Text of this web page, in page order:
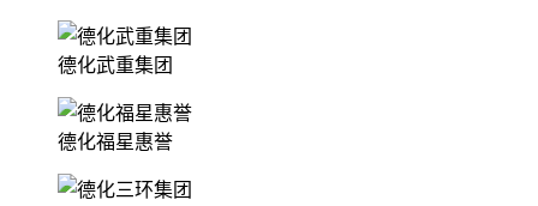
德化武重集团
德化福星惠誉